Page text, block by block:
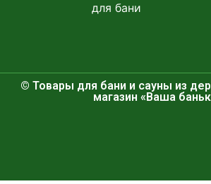
для бани
© Товары для бани и сауны из
магазин «Ваша